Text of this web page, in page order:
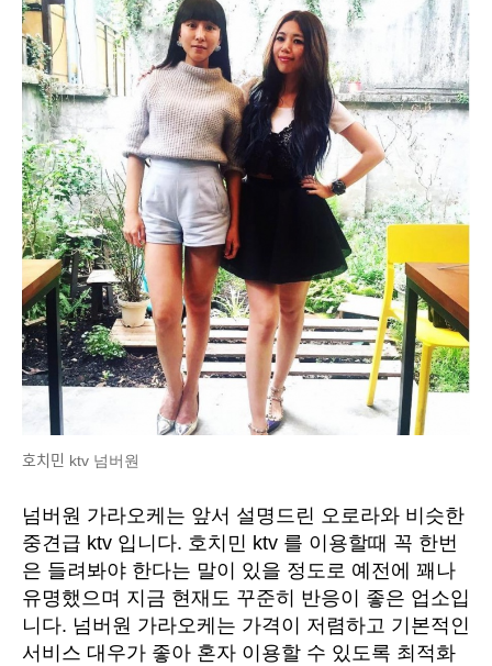
호치민 ktv 넘버원
넘버원 가라오케는 앞서 설명드린 오로라와 비슷한
중견급 ktv 입니다. 호치민 ktv 를 이용할때 꼭 한번
은 들려봐야 한다는 말이 있을 정도로 예전에 꽤나
유명했으며 지금 현재도 꾸준히 반응이 좋은 업소입
니다. 넘버원 가라오케는 가격이 저렴하고 기본적인
서비스 대우가 좋아 혼자 이용할 수 있도록 최적화